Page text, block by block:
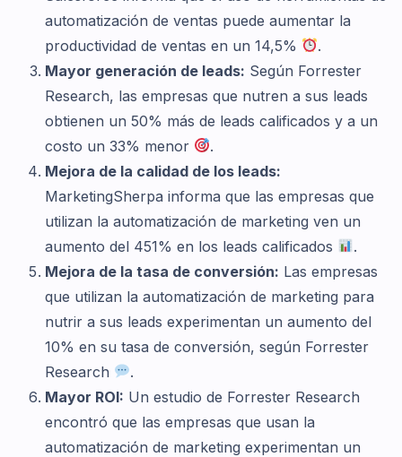
automatización de ventas puede aumentar la
productividad de ventas en un 14,5%
.
Mayor generación de leads: Según Forrester
Research, las empresas que nutren a sus leads
obtienen un 50% más de leads calificados y a un
costo un 33% menor
.
Mejora de la calidad de los leads:
MarketingSherpa informa que las empresas que
utilizan la automatización de marketing ven un
aumento del 451% en los leads calificados
.
Mejora de la tasa de conversión: Las empresas
que utilizan la automatización de marketing para
nutrir a sus leads experimentan un aumento del
10% en su tasa de conversión, según Forrester
Research
.
Mayor ROI: Un estudio de Forrester Research
encontró que las empresas que usan la
automatización de marketing experimentan un